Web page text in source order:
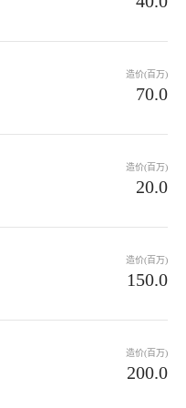
造价(百万)
70.0
造价(百万)
20.0
造价(百万)
150.0
造价(百万)
200.0